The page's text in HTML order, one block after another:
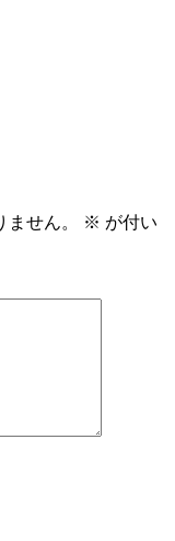
せん。 ※ が付い